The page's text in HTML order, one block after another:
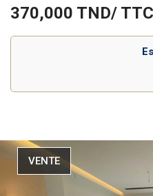
370,000 TND/ TTC
VENTE